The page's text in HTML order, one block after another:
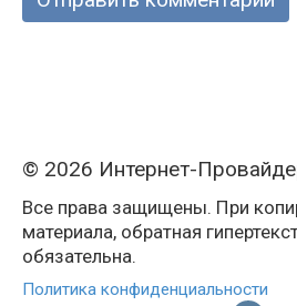
© 2026 Интернет-
Все права защищены. При
материала, обратная
обязательна.
Политика конфиденциальности